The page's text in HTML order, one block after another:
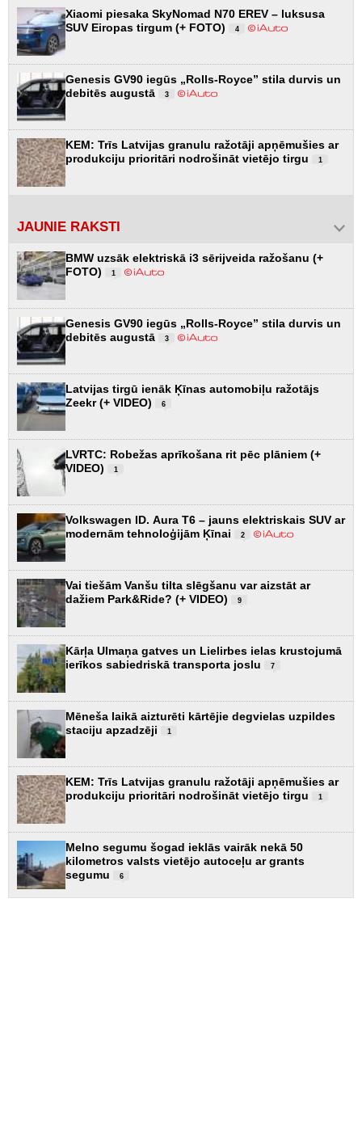
Xiaomi piesaka SkyNomad N70 EREV – luksusa
SUV Eiropas tirgum (+ FOTO)
4
Genesis GV90 iegūs „Rolls-Royce” stila durvis un
debitēs augustā
3
KEM: Trīs Latvijas granulu ražotāji apņēmušies ar
produkciju prioritāri nodrošināt vietējo tirgu
1
JAUNIE RAKSTI
BMW uzsāk elektriskā i3 sērijveida ražošanu (+
FOTO)
1
Genesis GV90 iegūs „Rolls-Royce” stila durvis un
debitēs augustā
3
Latvijas tirgū ienāk Ķīnas automobiļu ražotājs
Zeekr (+ VIDEO)
6
LVRTC: Robežas aprīkošana rit pēc plāniem (+
VIDEO)
1
Volkswagen ID. Aura T6 – jauns elektriskais SUV ar
modernām tehnoloģijām Ķīnai
2
Vai tiešām Vanšu tilta slēgšanu var aizstāt ar
dažiem Park&Ride? (+ VIDEO)
9
Kārļa Ulmaņa gatves un Lielirbes ielas krustojumā
ierīkos sabiedriskā transporta joslu
7
Mēneša laikā aizturēti kārtējie degvielas uzpildes
staciju apzadzēji
1
KEM: Trīs Latvijas granulu ražotāji apņēmušies ar
produkciju prioritāri nodrošināt vietējo tirgu
1
Melno segumu šogad ieklās vairāk nekā 50
kilometros valsts vietējo autoceļu ar grants
segumu
6